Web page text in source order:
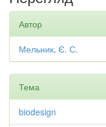
Автор
Мельник, Є. С.
Тема
biodesign